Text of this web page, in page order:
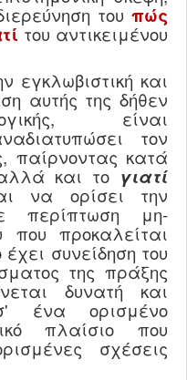
του πώς
του αντικειμένου
εγκλωβιστική και
αυτής της δήθεν
είναι
τον
παίρνοντας κατά
και τογιατί
να ορίσει την
μη-
που προκαλείται
συνείδηση του
της πράξης
δυνατή και
ένα ορισμένο
πλαίσιο που
σχέσεις